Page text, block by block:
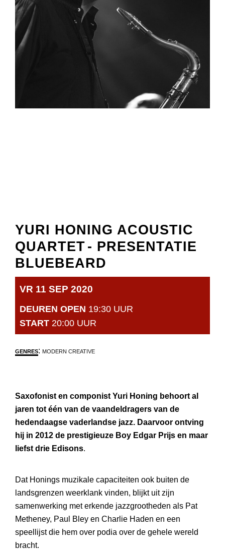
YURI HONING ACOUSTIC
QUARTET- PRESENTATIE
BLUEBEARD
VR 11 SEP 2020
DEUREN OPEN 19:30 UUR
START 20:00 UUR
GENRES: MODERN CREATIVE
Saxofonist en componist Yuri Honing behoort al
jaren tot één van de vaandeldragers van de
hedendaagse vaderlandse jazz. Daarvoor ontving
hij in 2012 de prestigieuze Boy Edgar Prijs en maar
liefst drie Edisons.
Dat Honings muzikale capaciteiten ook buiten de
landsgrenzen weerklank vinden, blijkt uit zijn
samenwerking met erkende jazzgrootheden als Pat
Metheney, Paul Bley en Charlie Haden en een
speellijst die hem over podia over de gehele wereld
bracht.